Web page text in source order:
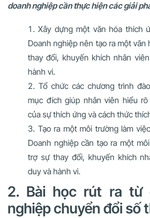
doanh nghiệp cần thực hiện các giải
Xây dựng một văn hóa thích
Doanh nghiệp nên tạo ra một văn
thay đổi, khuyến khích nhân
hành vi.
Tổ chức các chương trình
mục đích giúp nhân viên hiểu
của sự thích ứng và cách thức
Tạo ra một môi trường làm
Doanh nghiệp cần tạo ra một
trợ sự thay đổi, khuyến khích
duy và hành vi.
2. Bài học rút ra từ
nghiệp chuyển đổi số